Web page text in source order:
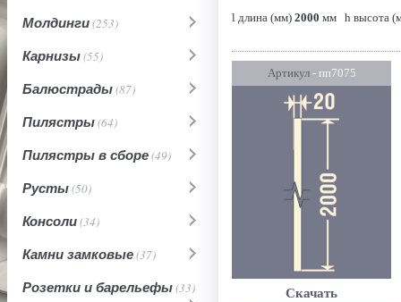
Молдинги(253)
Карнизы(55)
Балюстрады(87)
Пилястры(64)
Пилястры в сборе(49)
Русты(50)
Консоли(34)
Камни замковые(37)
Розетки и барельефы(33)
l длина (мм) 2000 мм h высота
Артикул- пп7075
Скачать